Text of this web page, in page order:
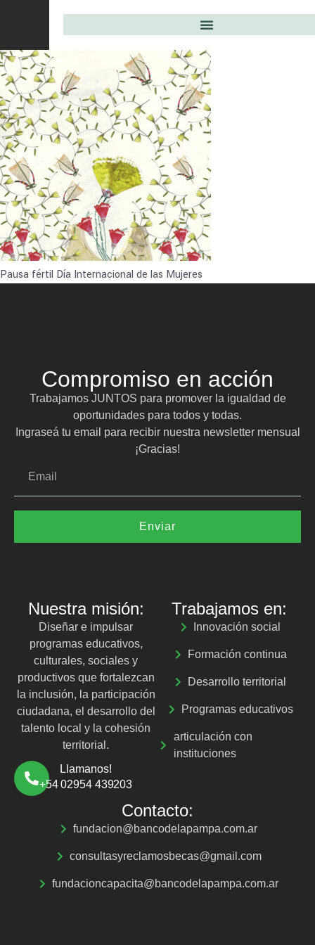
Pausa fértil Día Internacional de las Mujeres
Compromiso en acción
Trabajamos JUNTOS para promover la igualdad de
oportunidades para todos y todas.
Ingraseá tu email para recibir nuestra newsletter mensual
¡Gracias!
Enviar
Nuestra misión:
Diseñar e impulsar
programas educativos,
culturales, sociales y
productivos que fortalezcan
la inclusión, la participación
ciudadana, el desarrollo del
talento local y la cohesión
territorial.
Llamanos!
+54 02954 439203
Trabajamos en:
Innovación social
Formación continua
Desarrollo territorial
Programas educativos
articulación con
instituciones
Contacto:
fundacion@bancodelapampa.com.ar
consultasyreclamosbecas@gmail.com
fundacioncapacita@bancodelapampa.com.ar